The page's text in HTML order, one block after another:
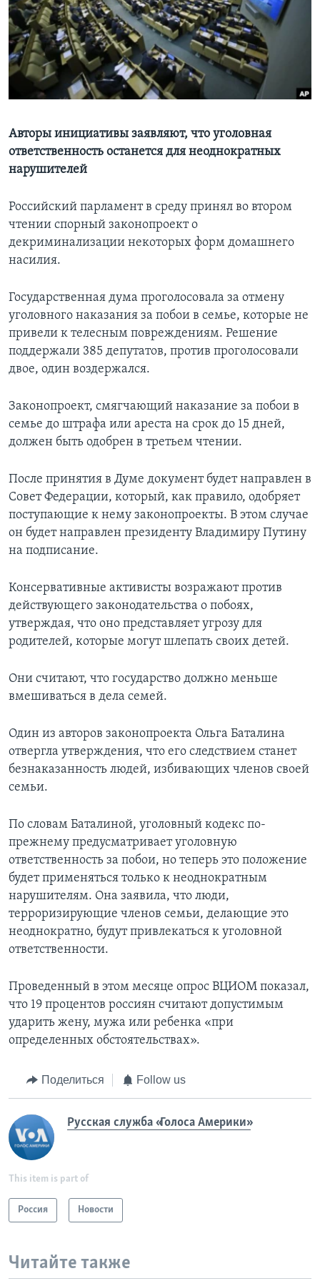
Learning English
СОЦИАЛЬНЫЕ СЕТИ
Языки
Авторы инициативы заявляют, что уголовная
ответственность останется для неоднократных
нарушителей
Российский парламент в среду принял во втором
чтении спорный законопроект о
декриминализации некоторых форм домашнего
насилия.
Государственная дума проголосовала за отмену
уголовного наказания за побои в семье, которые не
привели к телесным повреждениям. Решение
поддержали 385 депутатов, против проголосовали
двое, один воздержался.
Законопроект, смягчающий наказание за побои в
семье до штрафа или ареста на срок до 15 дней,
должен быть одобрен в третьем чтении.
После принятия в Думе документ будет направлен в
Совет Федерации, который, как правило, одобряет
поступающие к нему законопроекты. В этом случае
он будет направлен президенту Владимиру Путину
на подписание.
Консервативные активисты возражают против
действующего законодательства о побоях,
утверждая, что оно представляет угрозу для
родителей, которые могут шлепать своих детей.
Они считают, что государство должно меньше
вмешиваться в дела семей.
Один из авторов законопроекта Ольга Баталина
отвергла утверждения, что его следствием станет
безнаказанность людей, избивающих членов своей
семьи.
По словам Баталиной, уголовный кодекс по-
прежнему предусматривает уголовную
ответственность за побои, но теперь это положение
будет применяться только к неоднократным
нарушителям. Она заявила, что люди,
терроризирующие членов семьи, делающие это
неоднократно, будут привлекаться к уголовной
ответственности.
Проведенный в этом месяце опрос ВЦИОМ показал,
что 19 процентов россиян считают допустимым
ударить жену, мужа или ребенка «при
определенных обстоятельствах».
Поделиться Follow us
Русская служба «Голоса Америки»
This item is part of
Россия Новости
Читайте также